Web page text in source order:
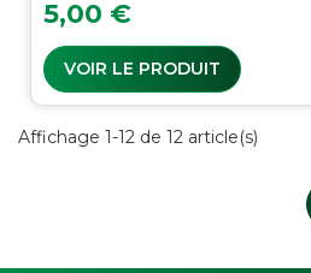
Prix
5,00 €
VOIR LE PRODUIT
Affichage 1-12 de 12 article(s)